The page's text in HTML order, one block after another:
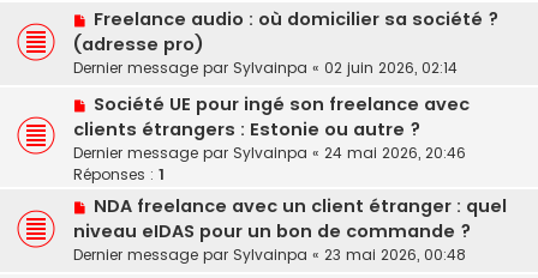
Freelance audio : où domicilier sa société ?
(adresse pro)
Dernier message par Sylvainpa « 02 juin 2026, 02:14
Société UE pour ingé son freelance avec
clients étrangers : Estonie ou autre ?
Dernier message par Sylvainpa « 24 mai 2026, 20:46
Réponses : 1
NDA freelance avec un client étranger : quel
niveau eIDAS pour un bon de commande ?
Dernier message par Sylvainpa « 23 mai 2026, 00:48